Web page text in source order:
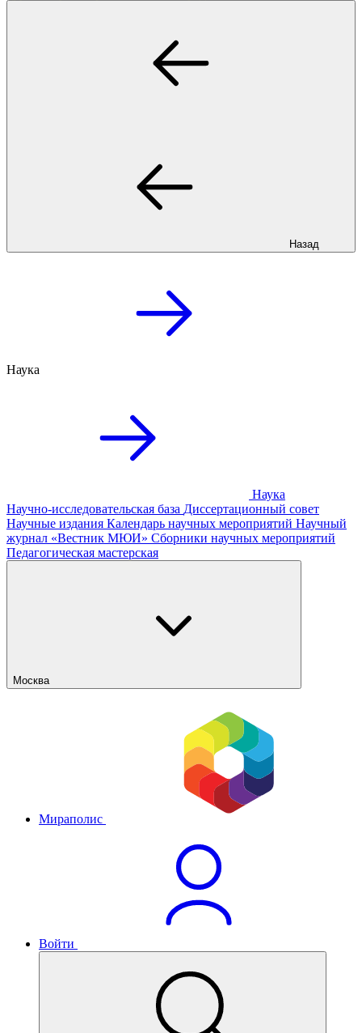
Назад
Наука
Наука
Научно-исследовательская база Диссертационный совет
Научные издания Календарь научных мероприятий Научный
журнал «Вестник МЮИ» Сборники научных мероприятий
Педагогическая мастерская
Москва
Мираполис
Войти